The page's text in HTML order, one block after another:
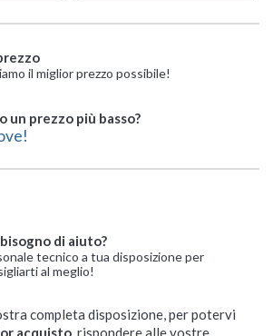
il miglior prezzo possibile!
un prezzo più basso?
di aiuto?
tecnico a tua disposizione per
al meglio!
completa disposizione, per potervi
acquisto , rispondere alle vostre